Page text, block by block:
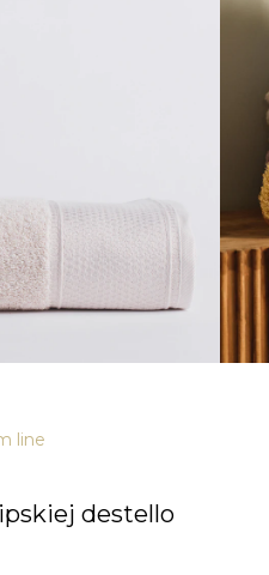
line
destello